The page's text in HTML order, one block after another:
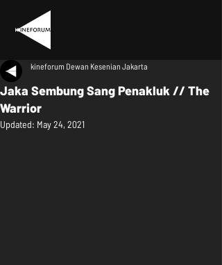
Jaka Sembung Sang Penakluk // The
Warrior
kineforum Dewan Kesenian Jakarta
Updated: May 24, 2021